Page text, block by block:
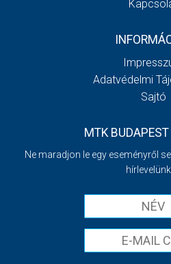
Adatvédelmi
Sajtó
MTK
Ne maradjon le egy eseményről